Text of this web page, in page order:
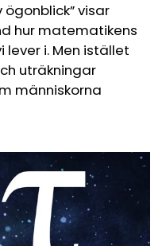
ögonblick” visar
hur matematikens
i. Men istället
uträkningar
människorna